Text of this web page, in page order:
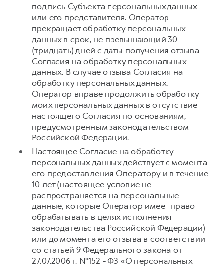
подпись Субъекта персональных данных
или его представителя. Оператор
прекращает обработку персональных
данных в срок, не превышающий 30
(тридцать) дней с даты получения отзыва
Согласия на обработку персональных
данных. В случае отзыва Согласия на
обработку персональных данных,
Оператор вправе продолжить обработку
моих персональных данных в отсутствие
настоящего Согласия по основаниям,
предусмотренным законодательством
Российской Федерации.
Настоящее Согласие на обработку
персональных данных действует с момента
его предоставления Оператору и в течение
10 лет (настоящее условие не
распространяется на персональные
данные, которые Оператор имеет право
обрабатывать в целях исполнения
законодательства Российской Федерации)
или до момента его отзыва в соответствии
со статьей 9 Федерального закона от
27.07.2006 г. №152 - ФЗ «О персональных